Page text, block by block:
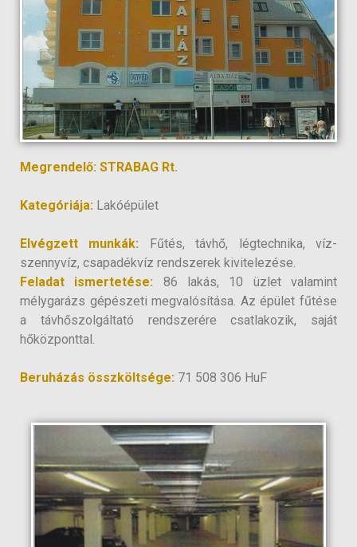
Megrendelő: STRABAG Rt.
Kategóriája: Lakóépület
Elvégzett munkák: Fűtés, távhő, légtechnika, víz-
szennyvíz, csapadékvíz rendszerek kivitelezése.
Feladat ismertetése: 86 lakás, 10 üzlet valamint
mélygarázs gépészeti megvalósítása. Az épület fűtése
a távhőszolgáltató rendszerére csatlakozik, saját
hőközponttal.
Beruházás összköltsége: 71 508 306 HuF